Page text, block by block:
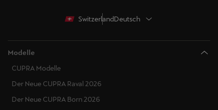
SwitzerlandDeutsch
Modelle
CUPRA Modelle
Der Neue CUPRA Raval 2026
Der Neue CUPRA Born 2026